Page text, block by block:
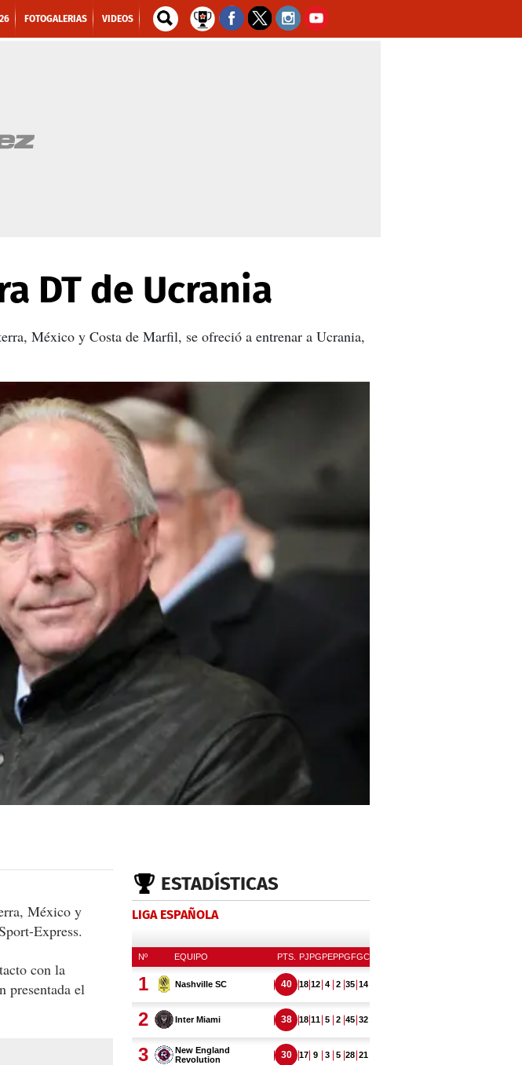
FOTOGALERIAS VIDEOS
DT de Ucrania
México y Costa de Marfil, se ofreció a entrenar a Ucrania,
México y
Express.
con la
presentada el
ESTADÍSTICAS
LIGA ESPAÑOLA